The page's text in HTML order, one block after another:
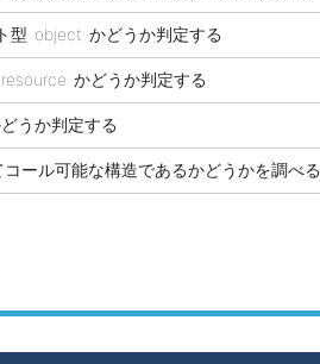
型 object かどうか判定する
かどうか判定する
うか判定する
ール可能な構造であるかどうかを調べる